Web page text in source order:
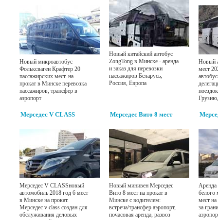
Новый микроавтобус
Фольксваген Крафтер 20
пассажирских мест. на
прокат в Минске перевозка
пассажиров, трансфер в
аэропорт
Новый китайский автобус
ZongTong в Минске - аренда
и заказ для перевозки
пассажиров Беларусь,
Россия, Европа
Новый
мест
Мерседес V CLASS
Мерседес V CLASSновый
автомобиль 2018 год 6 мест
в Минске на прокат.
Мерседес v class создан для
обслуживания деловых
Мерседес Вито 8 мест
Новый минивен Мерседес
Вито 8 мест на прокат в
Минске с водителем:
встреча/трансфер аэропорт,
почасовая аренда, развоз
Аренда
белого
мест на
за